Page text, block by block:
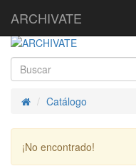
ARCHIVATE
InicioCatálogo
¡No encontrado!